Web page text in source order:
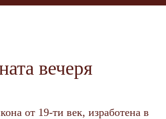
вечеря
от 19-ти век, изработена в